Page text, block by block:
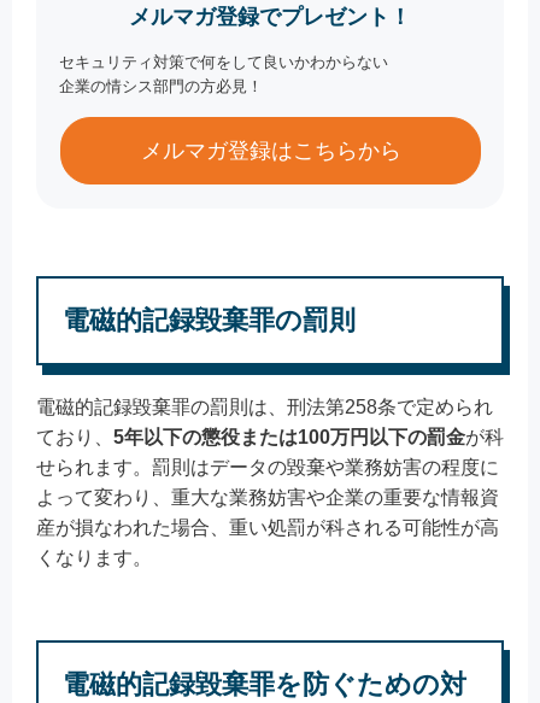
メルマガ登録でプレゼント！
セキュリティ対策で何をして良いかわからない
企業の情シス部門の方必見！
メルマガ登録はこちらから
電磁的記録毀棄罪の罰則
電磁的記録毀棄罪の罰則は、刑法第258条で定められ
ており、 5年以下の懲役または100万円以下の罰金が科
せられます。罰則はデータの毀棄や業務妨害の程度に
よって変わり、重大な業務妨害や企業の重要な情報資
産が損なわれた場合、重い処罰が科される可能性が高
くなります。
電磁的記録毀棄罪を防ぐための対